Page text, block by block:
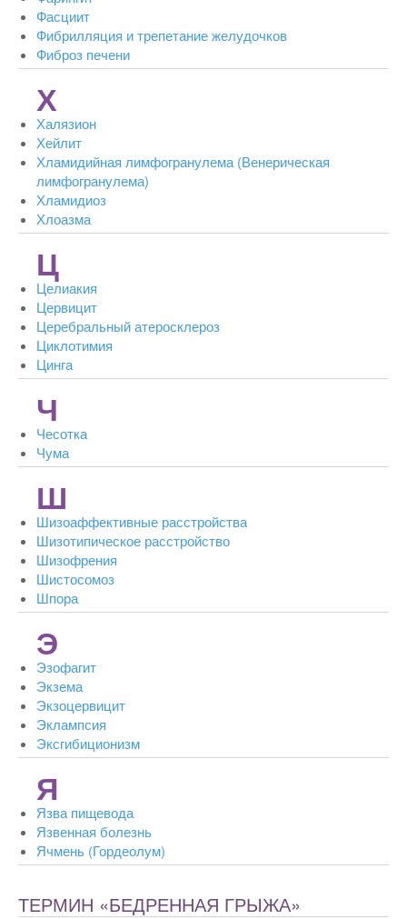
Фасциит
Фибрилляция и трепетание желудочков
Фиброз печени
Х
Халязион
Хейлит
Хламидийная лимфогранулема (Венерическая
лимфогранулема)
Хламидиоз
Хлоазма
Ц
Целиакия
Цервицит
Церебральный атеросклероз
Циклотимия
Цинга
Ч
Чесотка
Чума
Ш
Шизоаффективные расстройства
Шизотипическое расстройство
Шизофрения
Шистосомоз
Шпора
Э
Эзофагит
Экзема
Экзоцервицит
Эклампсия
Эксгибиционизм
Я
Язва пищевода
Язвенная болезнь
Ячмень (Гордеолум)
ТЕРМИН «БЕДРЕННАЯ ГРЫЖА»